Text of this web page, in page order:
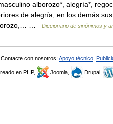
alborozo*, alegría*,
de alegría; en los demás
…
Diccionario de sinónimos y
Contacte con nosotros: Apoyo técnico
en PHP, Joomla, Drupal,